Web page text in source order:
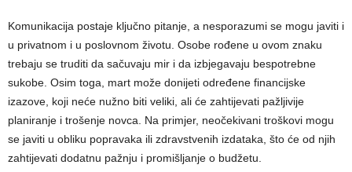
Komunikacija postaje ključno pitanje, a nesporazumi se mogu javiti i
u privatnom i u poslovnom životu. Osobe rođene u ovom znaku
trebaju se truditi da sačuvaju mir i da izbjegavaju bespotrebne
sukobe. Osim toga, mart može donijeti određene financijske
izazove, koji neće nužno biti veliki, ali će zahtijevati pažljivije
planiranje i trošenje novca. Na primjer, neočekivani troškovi mogu
se javiti u obliku popravaka ili zdravstvenih izdataka, što će od njih
zahtijevati dodatnu pažnju i promišljanje o budžetu.